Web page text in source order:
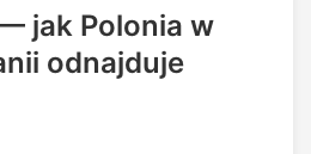
jak Polonia w
odnajduje